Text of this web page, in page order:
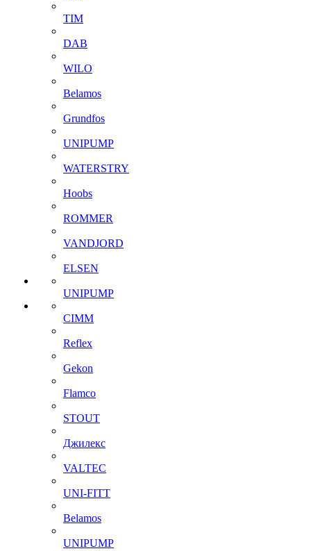
TIM
DAB
WILO
Belamos
Grundfos
UNIPUMP
WATERSTRY
Hoobs
ROMMER
VANDJORD
ELSEN
UNIPUMP
CIMM
Reflex
Gekon
Flamco
STOUT
Джилекс
VALTEC
UNI-FITT
Belamos
UNIPUMP